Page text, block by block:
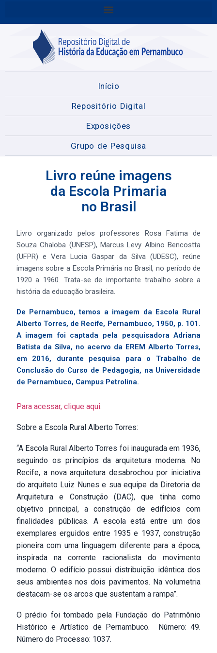
Início
Repositório Digital
Exposições
Grupo de Pesquisa
Livro reúne imagens
da Escola Primaria
no Brasil
Livro organizado pelos professores Rosa Fatima de
Souza Chaloba (UNESP), Marcus Levy Albino Bencostta
(UFPR) e Vera Lucia Gaspar da Silva (UDESC), reúne
imagens sobre a Escola Primária no Brasil, no período de
1920 a 1960. Trata-se de importante trabalho sobre a
história da educação brasileira.
De Pernambuco, temos a imagem da Escola Rural
Alberto Torres, de Recife, Pernambuco, 1950, p. 101.
A imagem foi captada pela pesquisadora Adriana
Batista da Silva, no acervo da EREM Alberto Torres,
em 2016, durante pesquisa para o Trabalho de
Conclusão do Curso de Pedagogia, na Universidade
de Pernambuco, Campus Petrolina.
Para acessar, clique aqui.
Sobre a Escola Rural Alberto Torres:
“A Escola Rural Alberto Torres foi inaugurada em 1936,
seguindo os princípios da arquitetura moderna. No
Recife, a nova arquitetura desabrochou por iniciativa
do arquiteto Luiz Nunes e sua equipe da Diretoria de
Arquitetura e Construção (DAC), que tinha como
objetivo principal, a construção de edifícios com
finalidades públicas. A escola está entre um dos
exemplares erguidos entre 1935 e 1937, construção
pioneira com uma linguagem diferente para a época,
inspirada na corrente racionalista do movimento
moderno. O edifício possui distribuição idêntica dos
seus ambientes nos dois pavimentos. Na volumetria
destacam-se os arcos que sustentam a rampa”.
O prédio foi tombado pela Fundação do Patrimônio
Histórico e Artístico de Pernambuco. Número: 49.
Número do Processo: 1037.